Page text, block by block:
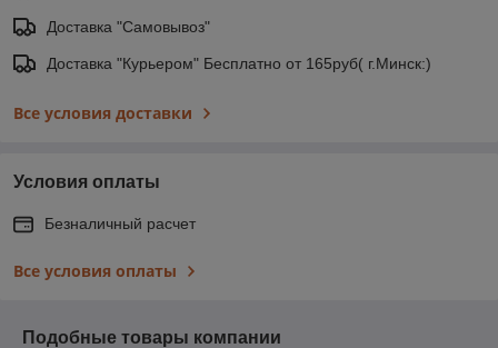
Доставка "Самовывоз"
Доставка "Курьером" Бесплатно от 165руб( г.Минск:)
Все условия доставки
Условия оплаты
Безналичный расчет
Все условия оплаты
Подобные товары компании